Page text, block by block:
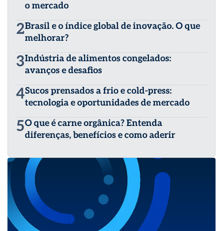
o mercado
2Brasil e o índice global de inovação. O que
melhorar?
3Indústria de alimentos congelados:
avanços e desafios
4Sucos prensados a frio e cold-press:
tecnologia e oportunidades de mercado
5O que é carne orgânica? Entenda
diferenças, benefícios e como aderir